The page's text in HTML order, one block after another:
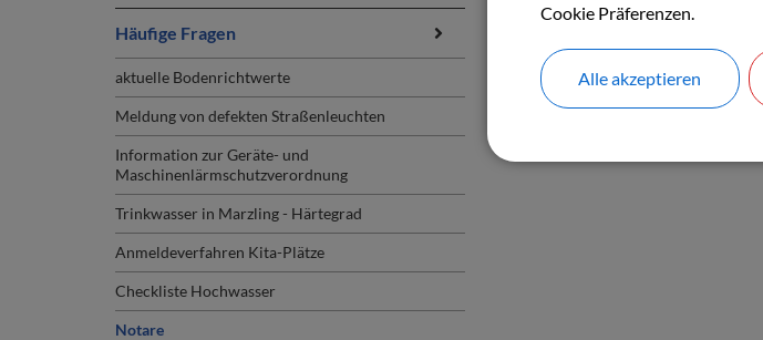
Häufige Fragen
aktuelle Bodenrichtwerte
Meldung von defekten Straßenleuchten
Information zur Geräte- und
Maschinenlärmschutzverordnung
Trinkwasser in Marzling - Härtegrad
Anmeldeverfahren Kita-Plätze
Checkliste Hochwasser
Notare
Cookie Präferenzen.
Alle akzeptieren